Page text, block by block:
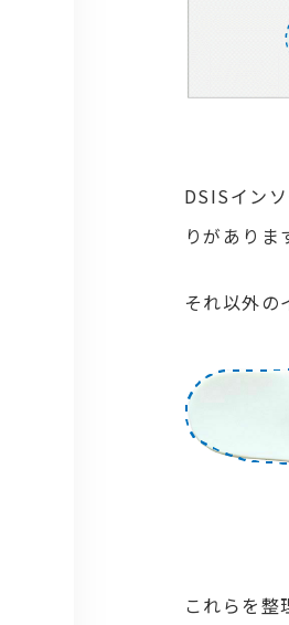
DSISイン
りがありま
それ以外の
これらを整